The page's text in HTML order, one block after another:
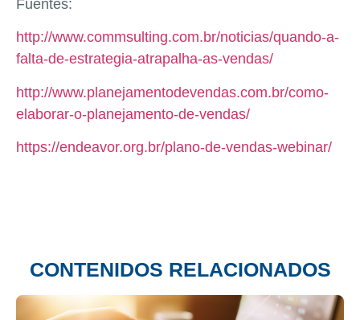
Fuentes:
http://www.commsulting.com.br/noticias/quando-a-
falta-de-estrategia-atrapalha-as-vendas/
http://www.planejamentodevendas.com.br/como-
elaborar-o-planejamento-de-vendas/
https://endeavor.org.br/plano-de-vendas-webinar/
CONTENIDOS RELACIONADOS